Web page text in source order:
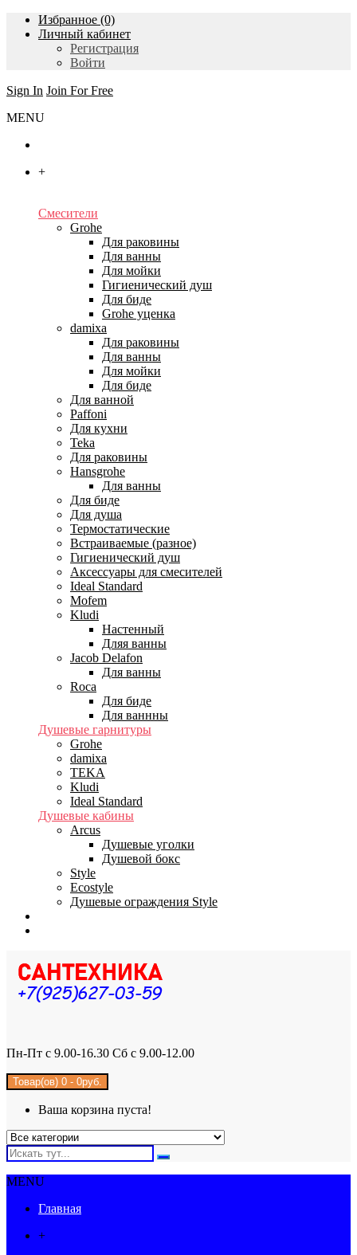
Избранное (0)
Личный кабинет
Регистрация
Войти
Sign In Join For Free
MENU
+
Смесители
Grohe
Для раковины
Для ванны
Для мойки
Гигиенический душ
Для биде
Grohe уценка
damixa
Для раковины
Для ванны
Для мойки
Для биде
Для ванной
Paffoni
Для кухни
Teka
Для раковины
Hansgrohe
Для ванны
Для биде
Для душа
Термостатические
Встраиваемые (разное)
Гигиенический душ
Аксессуары для смесителей
Ideal Standard
Mofem
Kludi
Настенный
Дляя ванны
Jacob Delafon
Для ванны
Roca
Для биде
Для ваннны
Душевые гарнитуры
Grohe
damixa
TEKA
Kludi
Ideal Standard
Душевые кабины
Arcus
Душевые уголки
Душевой бокс
Style
Ecostyle
Душевые ограждения Style
Пн-Пт с 9.00-16.30 Сб с 9.00-12.00
Товар(ов) 0 - 0руб.
Ваша корзина пуста!
MENU
Главная
+